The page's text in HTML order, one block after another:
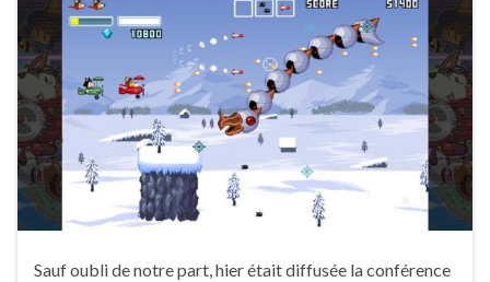
Sauf oubli de notre part, hier était diffusée la conférence